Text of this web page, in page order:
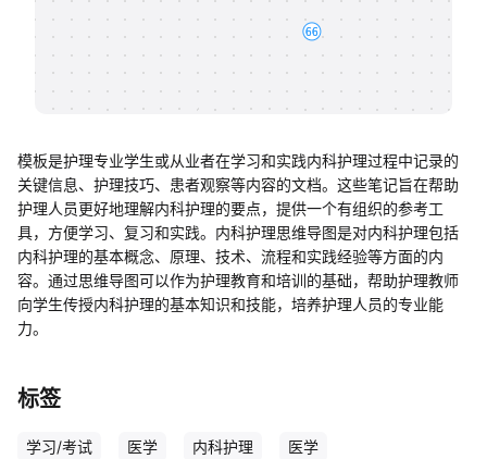
知识分享社区
模板是护理专业学生或从业者在学习和实践内科护理过程中记录的
关键信息、护理技巧、患者观察等内容的文档。这些笔记旨在帮助
护理人员更好地理解内科护理的要点，提供一个有组织的参考工
具，方便学习、复习和实践。内科护理思维导图是对内科护理包括
内科护理的基本概念、原理、技术、流程和实践经验等方面的内
容。通过思维导图可以作为护理教育和培训的基础，帮助护理教师
向学生传授内科护理的基本知识和技能，培养护理人员的专业能
力。
标签
学习/考试 医学 内科护理 医学